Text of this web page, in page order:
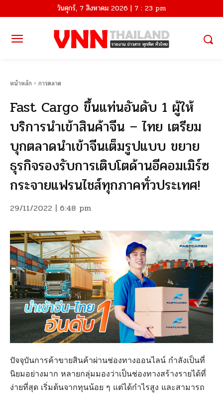
วันศุกร์, 7 สิงหาคม 2026 | 7 : 23 pm
หน้าหลัก การตลาด
Fast Cargo ขึ้นแท่นอันดับ 1 ผู้ให้
บริการนำเข้าสินค้าจีน – ไทย เตรียม
บุกตลาดนำเข้าจีนเต็มรูปแบบ ขยาย
ธุรกิจรองรับการเติบโตด้านอีคอมเมิร์ซ
กระจายแฟรนไชส์ทุกภาคทั่วประเทศ!
29/11/2022 | 6:48 pm
ปัจจุบันการค้าขายสินค้าผ่านช่องทางออนไลน์ กำลังเป็นที่
นิยมอย่างมาก หลายกลุ่มมองว่าเป็นช่องทางสร้างรายได้ที่
ง่ายที่สุด เริ่มต้นจากทุนน้อย ๆ แต่ได้กำไรสูง และสามารถ